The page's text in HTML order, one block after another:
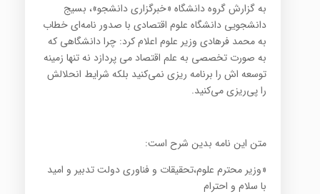
به گزارش گروه دانشگاه «خبرگزاری دانشجو»، بسیج
دانشجویی دانشگاه علوم اقتصادی با صدور نامه‌ای خطاب
به محمد فرهادی وزیر علوم اعلام کرد: چرا دانشگاهی که
به صورت تخصصی به علم اقتصاد می پردازد نه تنها زمینه
توسعه اش را برنامه ریزی نمی‌کنید بلکه شرایط انحلالش
را پی‌ریزی می‌کنید.
متن این نامه بدین شرح است:
«وزیر محترم علوم،تحقیقات و فناوری دولت تدبیر و امید
با سلام و احترام